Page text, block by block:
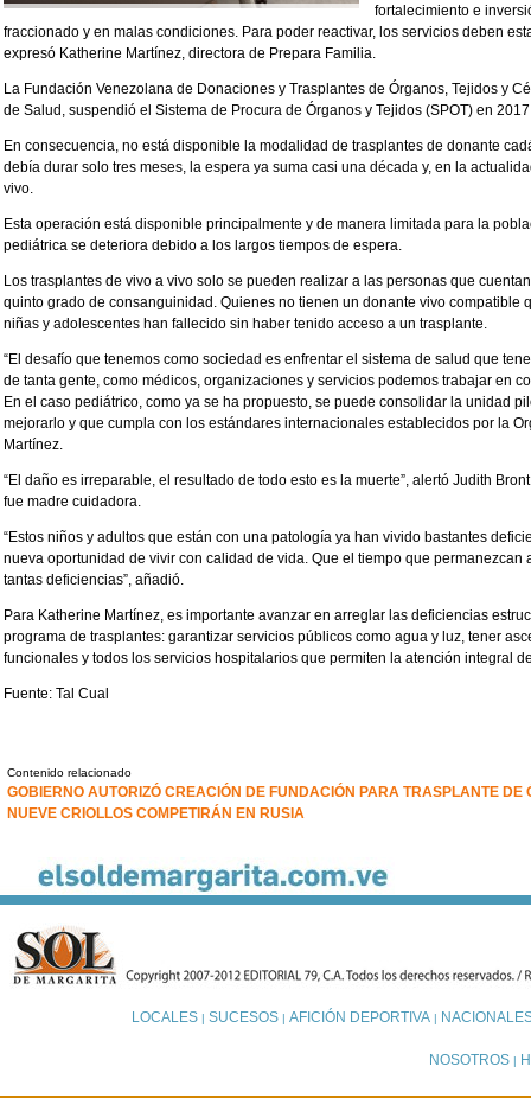
fortalecimiento e
fraccionado y en malas condiciones. Para poder reactivar, los servicios deben
expresó Katherine Martínez, directora de Prepara Familia.
La Fundación Venezolana de Donaciones y Trasplantes de Órganos, Tejidos y
de Salud, suspendió el Sistema de Procura de Órganos y Tejidos (SPOT) en
En consecuencia, no está disponible la modalidad de trasplantes de donante
debía durar solo tres meses, la espera ya suma casi una década y, en la
vivo.
Esta operación está disponible principalmente y de manera limitada para la
pediátrica se deteriora debido a los largos tiempos de espera.
Los trasplantes de vivo a vivo solo se pueden realizar a las personas que
quinto grado de consanguinidad. Quienes no tienen un donante vivo compatible
niñas y adolescentes han fallecido sin haber tenido acceso a un trasplante.
“El desafío que tenemos como sociedad es enfrentar el sistema de salud que
de tanta gente, como médicos, organizaciones y servicios podemos trabajar en
En el caso pediátrico, como ya se ha propuesto, se puede consolidar la unidad
mejorarlo y que cumpla con los estándares internacionales establecidos por la
Martínez.
“El daño es irreparable, el resultado de todo esto es la muerte”, alertó Judith
fue madre cuidadora.
“Estos niños y adultos que están con una patología ya han vivido bastantes
nueva oportunidad de vivir con calidad de vida. Que el tiempo que permanezcan
tantas deficiencias”, añadió.
Para Katherine Martínez, es importante avanzar en arreglar las deficiencias
programa de trasplantes: garantizar servicios públicos como agua y luz, tener
funcionales y todos los servicios hospitalarios que permiten la atención integral
Fuente: Tal Cual
Contenido relacionado
GOBIERNO AUTORIZÓ CREACIÓN DE FUNDACIÓN PARA TRASPLANTE DE
NUEVE CRIOLLOS COMPETIRÁN EN RUSIA
LOCALES| SUCESOS| AFICIÓN DEPORTIVA|
NOSOTROS |